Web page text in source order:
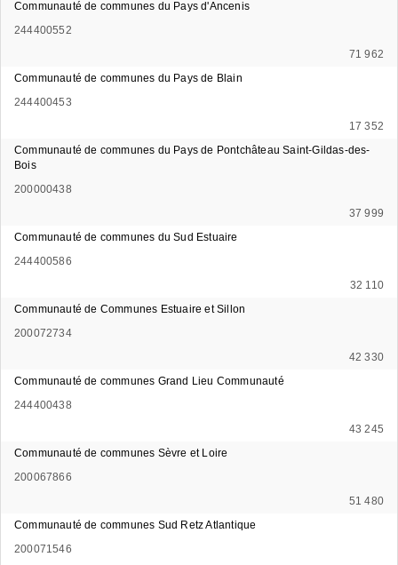
Communauté de communes du Pays d'Ancenis
244400552
71 962
Communauté de communes du Pays de Blain
244400453
17 352
Communauté de communes du Pays de Pontchâteau Saint-Gildas-des-
Bois
200000438
37 999
Communauté de communes du Sud Estuaire
244400586
32 110
Communauté de Communes Estuaire et Sillon
200072734
42 330
Communauté de communes Grand Lieu Communauté
244400438
43 245
Communauté de communes Sèvre et Loire
200067866
51 480
Communauté de communes Sud Retz Atlantique
200071546